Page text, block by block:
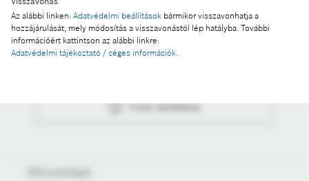
Az alábbi linken: Adatvédelmi beállítások bármikor visszavonhatja a
hozzájárulását, mely módosítás a visszavonástól lép hatályba. További
információért kattintson az alábbi linkre:
Adatvédelmi tájékoztató / céges információk
Fotó a kosárba
Fotó letöltése
Műveletek